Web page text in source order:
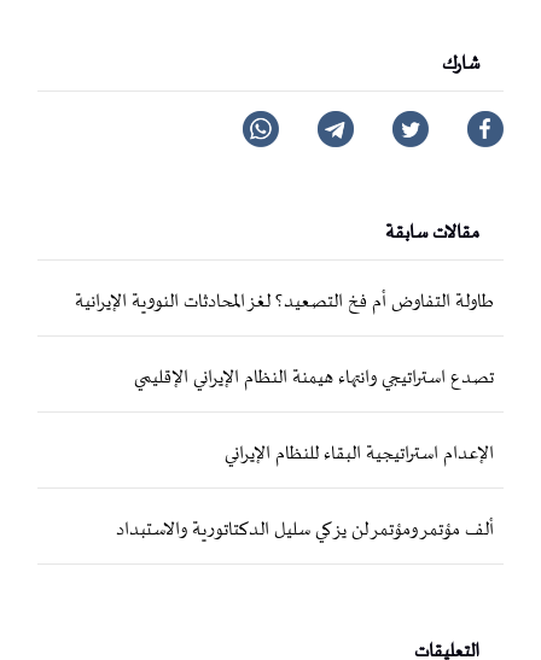
شارك
مقالات سابقة
طاولة التفاوض أم فخ التصعيد؟ لغز المحادثات النووية الإيرانية
تصدع استراتيجي وانتهاء هيمنة النظام الإيراني الإقليمي
الإعدام استراتيجية البقاء للنظام الإيراني
ألف مٶتمر ومٶتمر لن يزکي سليل الدکتاتورية والاستبداد
التعليقات